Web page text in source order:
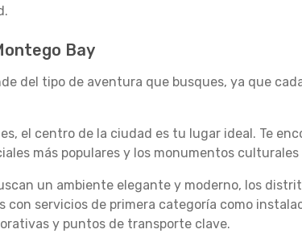
Bay
del tipo de aventura que busques, ya que
el centro de la ciudad es tu lugar ideal. Te
más populares y los monumentos culturales
un ambiente elegante y moderno, los
con servicios de primera categoría como
y puntos de transporte clave.